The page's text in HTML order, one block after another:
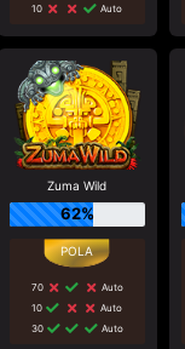
10
Auto
Zuma Wild
62%
70
Auto
10
Auto
30
Auto